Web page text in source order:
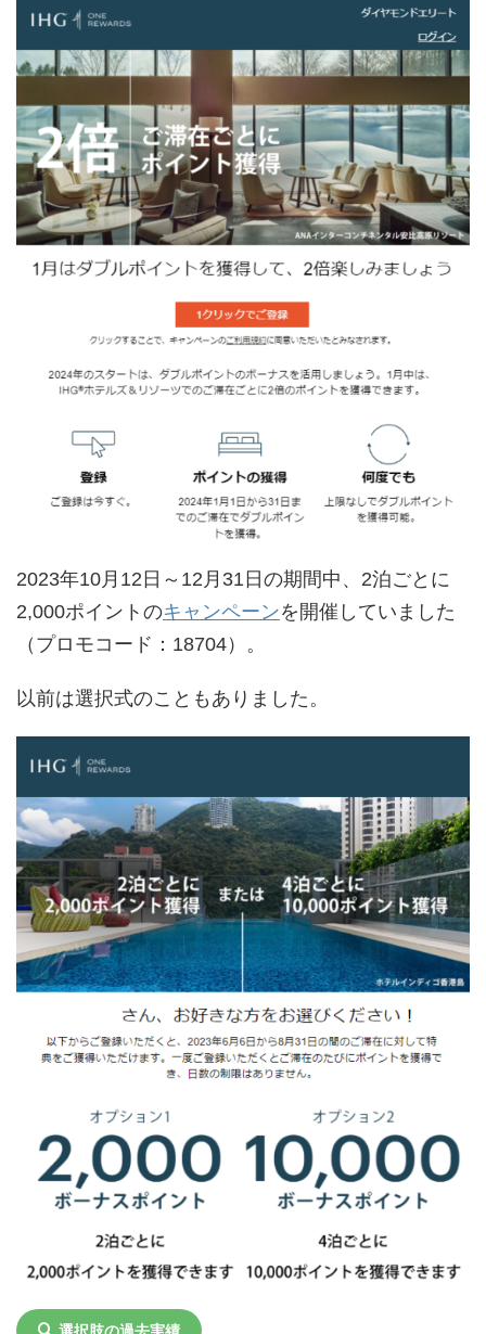
2023年10月12日～12月31日の期間中、2泊ごとに
2,000ポイントのキャンペーンを開催していました
（プロモコード：18704）。
以前は選択式のこともありました。